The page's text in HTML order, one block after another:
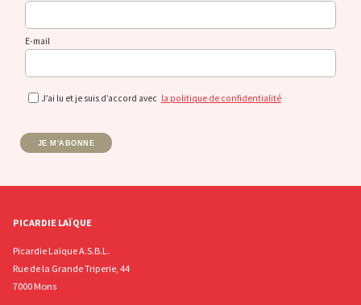
E-mail
J’ai lu et je suis d’accord avec la politique de confidentialité
JE M'ABONNE
PICARDIE LAÏQUE
Picardie Laïque A.S.B.L.
Rue de la Grande Triperie, 44
7000 Mons